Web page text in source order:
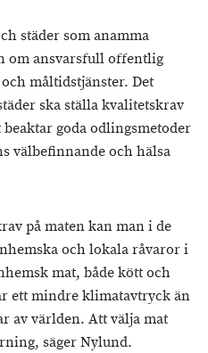
städer som anamma
om ansvarsfull offentlig
måltidstjänster. Det
ska ställa kvalitetskrav
goda odlingsmetoder
välbefinnande och hälsa
på maten kan man i de
och lokala råvaror i
mat, både kött och
ett mindre klimatavtryck än
av världen. Att välja mat
säger Nylund.